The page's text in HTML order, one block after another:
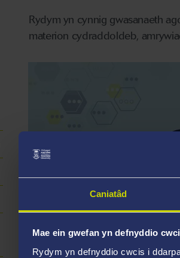
Caniatâd
Mae ein gwefan yn defnyddio
Rydym yn defnyddio cwcis i
Rydym yn cynnig gwasanaeth
materion cydraddoldeb,
DYSGU MWY